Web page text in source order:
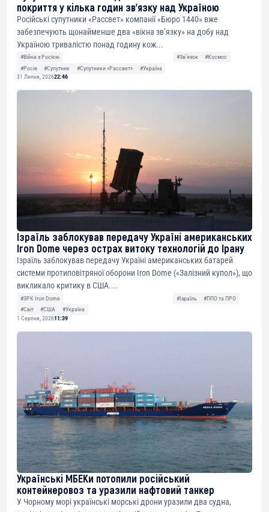
покриття у кілька годин зв’язку над Україною
Російські супутники «Рассвет» компанії «Бюро 1440» вже
забезпечують щонайменше два «вікна зв’язку» на добу над
Україною тривалістю понад годину кож...
#Війна з Росією #Звʼязок
#Космос
#Росія
#Супутник #Супутники «Рассвет»
#Україна
31 Липня, 202622:46
Ізраїль заблокував передачу Україні американських
Iron Dome через острах витоку технологій до Ірану
Ізраїль заблокував передачу Україні американських батарей
системи протиповітряної оборони Iron Dome («Залізний купол»), що
викликало критику в США....
#ЗРК Iron Dome #Ізраїль
#ППО та ПРО
#Світ
#США
#Україна
1 Серпня, 202611:39
Українські МБЕКи потопили російський
контейнеровоз та уразили нафтовий танкер
У Чорному морі українські морські дрони уразили два судна,